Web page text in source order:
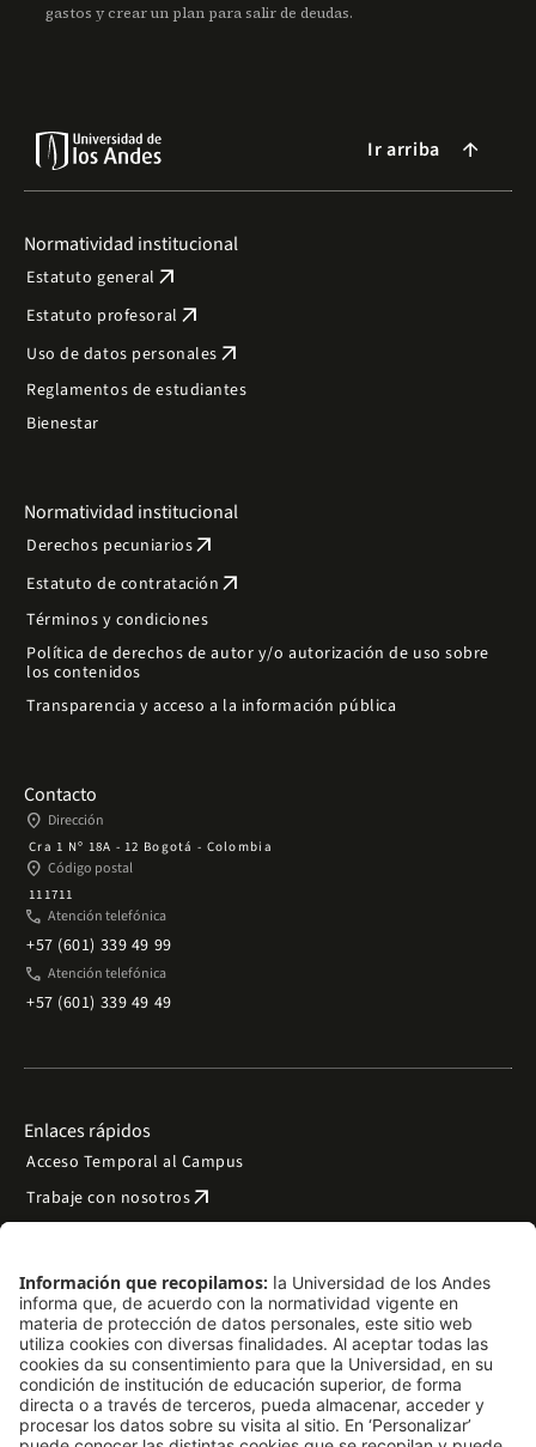
gastos y crear un plan para salir de deudas.
Ir arriba arrow_forward
Normatividad institucional
Estatuto general arrow_outward
Estatuto profesoral arrow_outward
Uso de datos personales arrow_outward
Reglamentos de estudiantes
Bienestar
Normatividad institucional
Derechos pecuniariosarrow_outward
Estatuto de contratación arrow_outward
Términos y condiciones
Política de derechos de autor y/o autorización de uso sobre
los contenidos
Transparencia y acceso a la información pública
Contacto
place Dirección
Cra 1 Nº 18A - 12 Bogotá - Colombia
place Código postal
111711
phone Atención telefónica
+57 (601) 339 49 99
phone Atención telefónica
+57 (601) 339 49 49
Enlaces rápidos
Acceso Temporal al Campus
Trabaje con nosotrosarrow_outward
Preguntas frecuentes
Filantropía y donacionesarrow_outward
Mapa del sitio arrow_outward
Síguenos